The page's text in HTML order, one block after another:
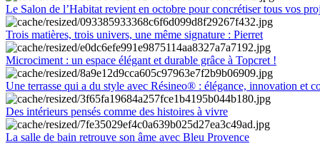
Le Salon de l’Habitat revient en octobre pour concrétiser tous vos
Trois matières, trois univers, une même signature : Pierret
Microciment : un espace élégant et durable grâce à Topcret !
Une terrasse qui a du style avec Résineo® : élégance, innovation et
Des intérieurs pensés comme des histoires à vivre
La salle de bain retrouve son âme avec Bleu Provence